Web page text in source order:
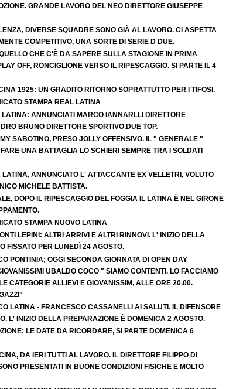
GRANDE LAVORO DEL NEO DIRETTORE GIUSEPPE
DIVERSE SQUADRE SONO GIÀ AL LAVORO. CI ASPETTA
COMPETITIVO, UNA SORTE DI SERIE D DUE.
CHE C'È DA SAPERE SULLA STAGIONE IN PRIMA
OFF, RONCIGLIONE VERSO IL RIPESCAGGIO. SI PARTE IL 4
1925: UN GRADITO RITORNO SOPRATTUTTO PER I TIFOSI.
STAMPA REAL LATINA
LATINA: ANNUNCIATI MARCO IANNARLLI DIRETTORE
BRUNO DIRETTORE SPORTIVO.DUE TOP.
SABOTINO, PRESO JOLLY OFFENSIVO. IL " GENERALE "
UNA BATTAGLIA LO SCHIERI SEMPRE TRA I SOLDATI
LATINA, ANNUNCIATO L' ATTACCANTE EX VELLETRI, VOLUTO
MICHELE BATTISTA.
DOPO IL RIPESCAGGIO DEL FOGGIA IL LATINA È NEL GIRONE
STAMPA NUOVO LATINA
LEPINI: ALTRI ARRIVI E ALTRI RINNOVI. L' INIZIO DELLA
FISSATO PER LUNEDÌ 24 AGOSTO.
PONTINIA; OGGI SECONDA GIORNATA DI OPEN DAY
UBALDO COCO " SIAMO CONTENTI. LO FACCIAMO
CATEGORIE ALLIEVI E GIOVANISSIM, ALLE ORE 20.00.
LATINA - FRANCESCO CASSANELLI AI SALUTI. IL DIFENSORE
L' INIZIO DELLA PREPARAZIONE È DOMENICA 2 AGOSTO.
LE DATE DA RICORDARE, SI PARTE DOMENICA 6
DA IERI TUTTI AL LAVORO. IL DIRETTORE FILIPPO DI
PRESENTATI IN BUONE CONDIZIONI FISICHE E MOLTO